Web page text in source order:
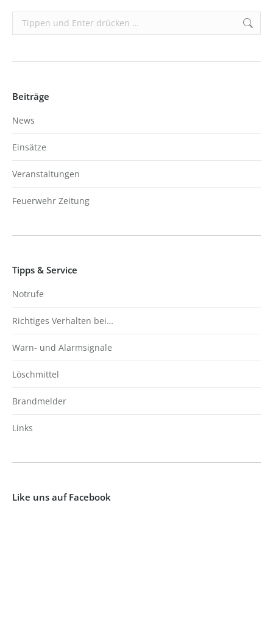
Search:
Beiträge
News
Einsätze
Veranstaltungen
Feuerwehr Zeitung
Tipps & Service
Notrufe
Richtiges Verhalten bei…
Warn- und Alarmsignale
Löschmittel
Brandmelder
Links
Like uns auf Facebook